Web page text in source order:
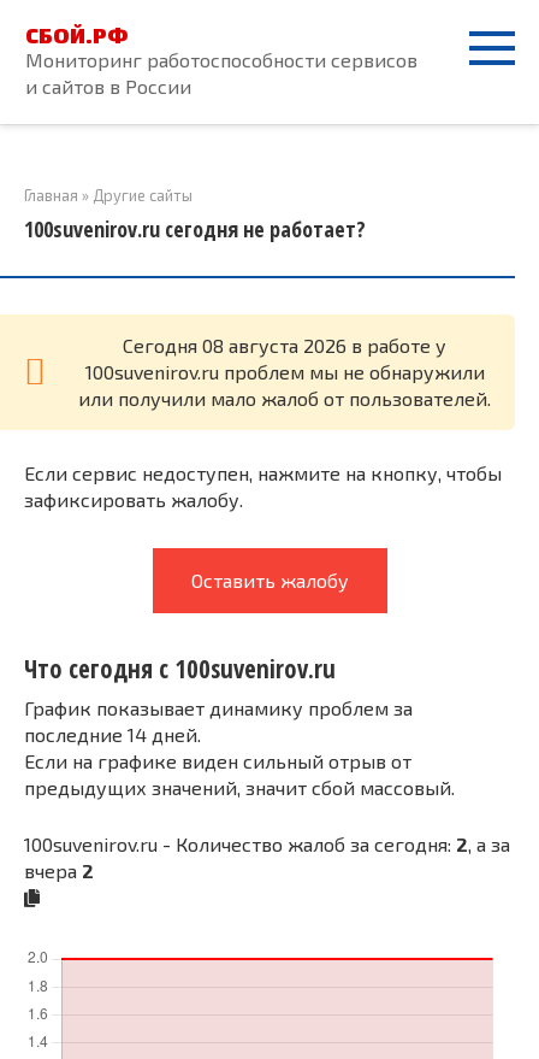
контенту
СБОЙ.РФ
Мониторинг работоспособности сервисов
и сайтов в России
Главная » Другие сайты
100suvenirov.ru сегодня не работает?
Cегодня 08 августа 2026 в работе у
100suvenirov.ru проблем мы не обнаружили
или получили мало жалоб от пользователей.
Если сервис недоступен, нажмите на кнопку, чтобы
зафиксировать жалобу.
Оставить жалобу
Что сегодня с 100suvenirov.ru
График показывает динамику проблем за
последние 14 дней.
Если на графике виден сильный отрыв от
предыдущих значений, значит сбой массовый.
100suvenirov.ru - Количество жалоб за сегодня: 2 , а за
вчера 2